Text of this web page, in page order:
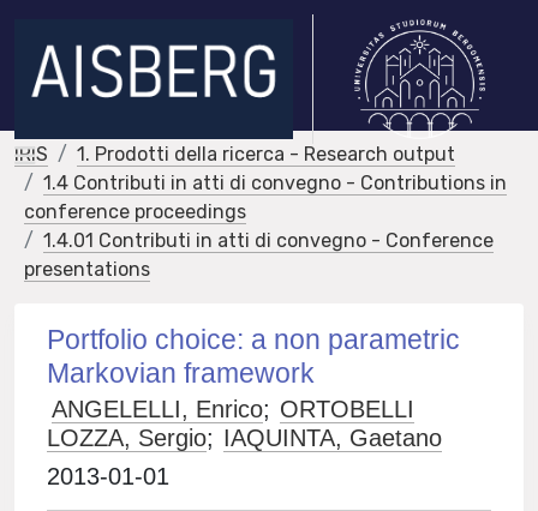
IRIS
1. Prodotti della ricerca - Research output
1.4 Contributi in atti di convegno - Contributions in
conference proceedings
1.4.01 Contributi in atti di convegno - Conference
presentations
Portfolio choice: a non parametric
Markovian framework
ANGELELLI, Enrico; ORTOBELLI
LOZZA, Sergio; IAQUINTA, Gaetano
2013-01-01